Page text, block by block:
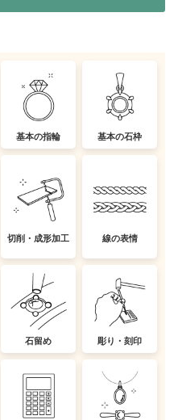
基本の指輪 基本の石枠
切削・成形加工 線の表情
石留め 彫り・刻印